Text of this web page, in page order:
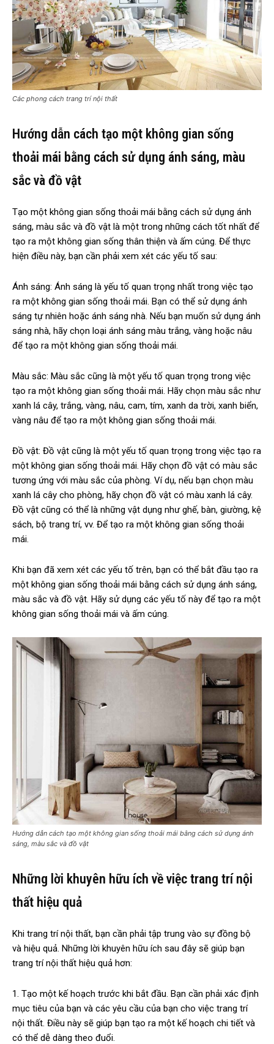
Các phong cách trang trí nội thất
Hướng dẫn cách tạo một không gian sống
thoải mái bằng cách sử dụng ánh sáng, màu
sắc và đồ vật
Tạo một không gian sống thoải mái bằng cách sử dụng ánh
sáng, màu sắc và đồ vật là một trong những cách tốt nhất để
tạo ra một không gian sống thân thiện và ấm cúng. Để thực
hiện điều này, bạn cần phải xem xét các yếu tố sau:
Ánh sáng: Ánh sáng là yếu tố quan trọng nhất trong việc tạo
ra một không gian sống thoải mái. Bạn có thể sử dụng ánh
sáng tự nhiên hoặc ánh sáng nhà. Nếu bạn muốn sử dụng ánh
sáng nhà, hãy chọn loại ánh sáng màu trắng, vàng hoặc nâu
để tạo ra một không gian sống thoải mái.
Màu sắc: Màu sắc cũng là một yếu tố quan trọng trong việc
tạo ra một không gian sống thoải mái. Hãy chọn màu sắc như
xanh lá cây, trắng, vàng, nâu, cam, tím, xanh da trời, xanh biển,
vàng nâu để tạo ra một không gian sống thoải mái.
Đồ vật: Đồ vật cũng là một yếu tố quan trọng trong việc tạo ra
một không gian sống thoải mái. Hãy chọn đồ vật có màu sắc
tương ứng với màu sắc của phòng. Ví dụ, nếu bạn chọn màu
xanh lá cây cho phòng, hãy chọn đồ vật có màu xanh lá cây.
Đồ vật cũng có thể là những vật dụng như ghế, bàn, giường, kệ
sách, bộ trang trí, vv. Để tạo ra một không gian sống thoải
mái.
Khi bạn đã xem xét các yếu tố trên, bạn có thể bắt đầu tạo ra
một không gian sống thoải mái bằng cách sử dụng ánh sáng,
màu sắc và đồ vật. Hãy sử dụng các yếu tố này để tạo ra một
không gian sống thoải mái và ấm cúng.
Hướng dẫn cách tạo một không gian sống thoải mái bằng cách sử dụng ánh
sáng, màu sắc và đồ vật
Những lời khuyên hữu ích về việc trang trí nội
thất hiệu quả
Khi trang trí nội thất, bạn cần phải tập trung vào sự đồng bộ
và hiệu quả. Những lời khuyên hữu ích sau đây sẽ giúp bạn
trang trí nội thất hiệu quả hơn:
1. Tạo một kế hoạch trước khi bắt đầu. Bạn cần phải xác định
mục tiêu của bạn và các yêu cầu của bạn cho việc trang trí
nội thất. Điều này sẽ giúp bạn tạo ra một kế hoạch chi tiết và
có thể dễ dàng theo đuổi.